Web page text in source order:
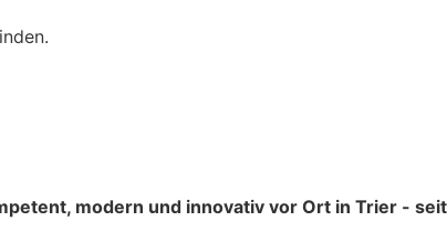
modern und innovativ vor Ort in Trier -